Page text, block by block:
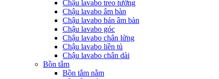
Chậu lavabo treo tường
Chậu lavabo âm bàn
Chậu lavabo bán âm bàn
Chậu lavabo góc
Chậu lavabo chân lửng
Chậu lavabo liền tủ
Chậu lavabo chân dài
Bồn tắm
Bồn tắm nằm